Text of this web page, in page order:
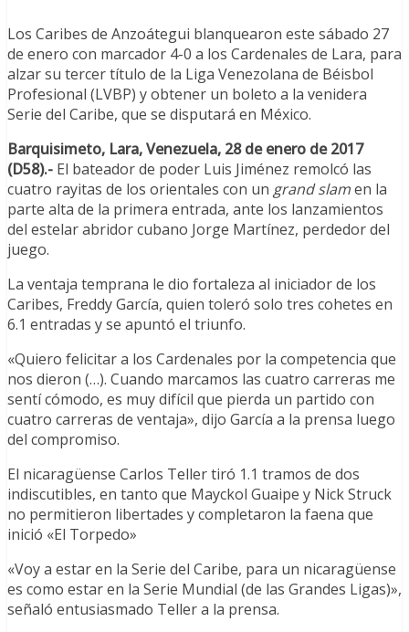
Los Caribes de Anzoátegui blanquearon este sábado 27
de enero con marcador 4-0 a los Cardenales de Lara, para
alzar su tercer título de la Liga Venezolana de Béisbol
Profesional (LVBP) y obtener un boleto a la venidera
Serie del Caribe, que se disputará en México.
Barquisimeto, Lara, Venezuela, 28 de enero de 2017
(D58).- El bateador de poder Luis Jiménez remolcó las
cuatro rayitas de los orientales con un grand slamen la
parte alta de la primera entrada, ante los lanzamientos
del estelar abridor cubano Jorge Martínez, perdedor del
juego.
La ventaja temprana le dio fortaleza al iniciador de los
Caribes, Freddy García, quien toleró solo tres cohetes en
6.1 entradas y se apuntó el triunfo.
«Quiero felicitar a los Cardenales por la competencia que
nos dieron (…). Cuando marcamos las cuatro carreras me
sentí cómodo, es muy difícil que pierda un partido con
cuatro carreras de ventaja», dijo García a la prensa luego
del compromiso.
El nicaragüense Carlos Teller tiró 1.1 tramos de dos
indiscutibles, en tanto que Mayckol Guaipe y Nick Struck
no permitieron libertades y completaron la faena que
inició «El Torpedo»
«Voy a estar en la Serie del Caribe, para un nicaragüense
es como estar en la Serie Mundial (de las Grandes Ligas)»,
señaló entusiasmado Teller a la prensa.